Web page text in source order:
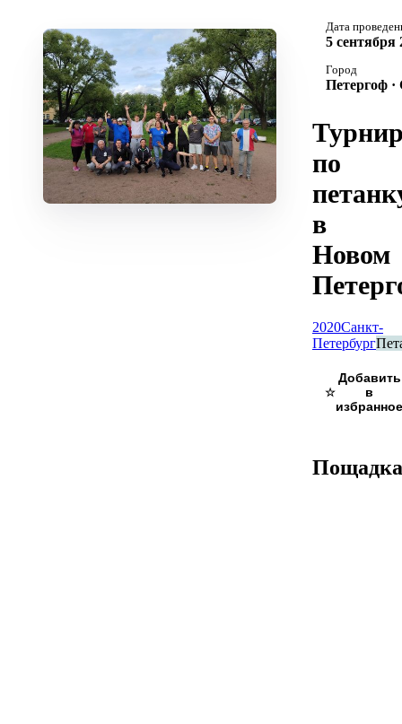
Дата
5 сентября
Город
Петергоф ·
по
в
Новом
2020Санкт-
Петербург
☆
Пощадка